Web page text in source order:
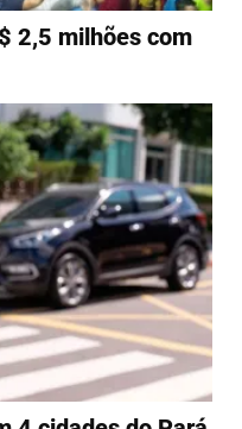
2,5 milhões com